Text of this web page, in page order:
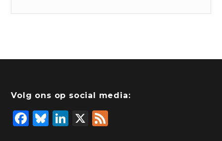
Volg ons op social media:
F
Bl
Li X